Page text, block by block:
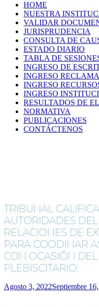
HOME
NUESTRA
VALIDAR
JURISPRUDENCIA
CONSULTA DE
ESTADO DIARIO
TABLA DE
INGRESO DE
INGRESO
INGRESO
INGRESO
RESULTADOS DE
NORMATIVA
PUBLICACIONES
CONTÁCTENOS
TRIBUNAL
AUTORIDADES
RELACIONES DE
PARA COODINAR
CON OCASIÓN
PLEBISCITARIO.
Agosto 3, 2022Septiembre